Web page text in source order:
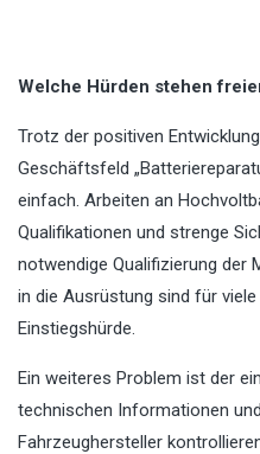
Welche Hürden stehen
Trotz der positiven
Geschäftsfeld
einfach. Arbeiten an
Qualifikationen und strenge
notwendige Qualifizierung der
in die Ausrüstung sind für
Einstiegshürde.
Ein weiteres Problem ist der
technischen Informationen
Fahrzeughersteller